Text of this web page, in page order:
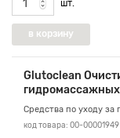
шт.
Glutoclean
гидромассажных
Средства по уходу за
код товара: 00-00001949